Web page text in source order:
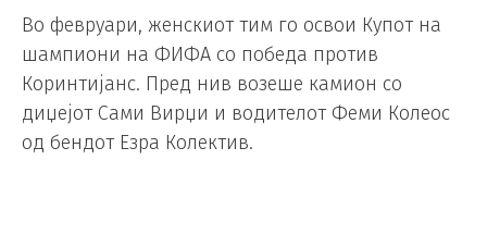
Во февруари, женскиот тим го освои Купот на
шампиони на ФИФА со победа против
Коринтијанс. Пред нив возеше камион со
диџејот Сами Вирџи и водителот Феми Колеос
од бендот Езра Колектив.